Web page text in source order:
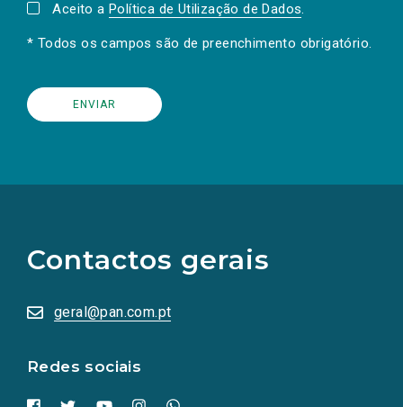
Aceito a Política de Utilização de Dados.
* Todos os campos são de preenchimento obrigatório.
Contactos gerais
geral@pan.com.pt
Redes sociais
redes
sociais
numa
nova